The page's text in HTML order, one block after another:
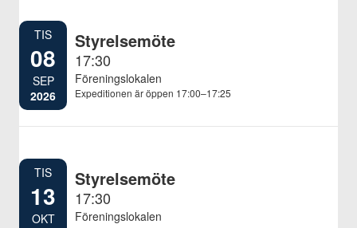
TIS
08
SEP
2026
Styrelsemöte
17:30
Föreningslokalen
Expeditionen är öppen 17:00–17:25
TIS
13
OKT
Styrelsemöte
17:30
Föreningslokalen